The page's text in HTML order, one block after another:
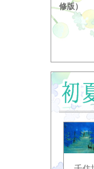
修版）